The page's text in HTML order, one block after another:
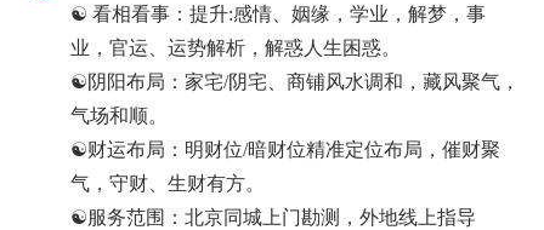
☯️ 看相看事：提升:感情、姻缘，学业，解梦，事
业，官运、运势解析，解惑人生困惑。
☯️阴阳布局：家宅/阴宅、商铺风水调和，藏风聚气，
气场和顺。
☯️财运布局：明财位/暗财位精准定位布局，催财聚
气，守财、生财有方。
☯️服务范围：北京同城上门勘测，外地线上指导